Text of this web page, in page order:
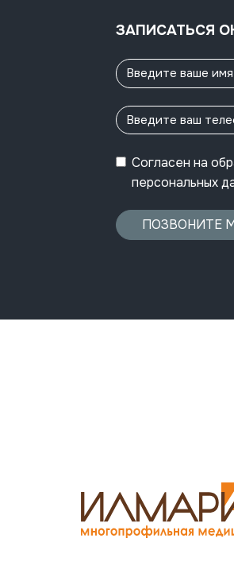
ЗАПИСАТЬСЯ
Согласен на
персональных
ПОЗВОНИТЕ